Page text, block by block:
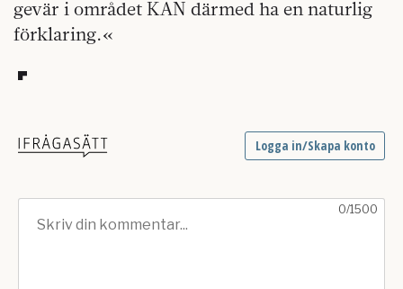
gevär i området KAN därmed ha en naturlig
förklaring.«